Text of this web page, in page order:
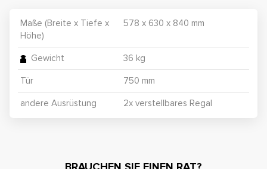
Maße (Breite x Tiefe x
Höhe)
578 x 630 x 840 mm
Gewicht 36 kg
Tür 750 mm
andere Ausrüstung 2x verstellbares Regal